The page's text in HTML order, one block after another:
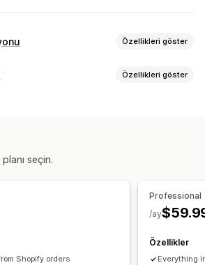
Özellikleri göster
Yenileme hatırlatıcıları
Analiz
Özellikleri göster
seçin.
Shopify orders
Professional
/ay
Özellikler
Everything